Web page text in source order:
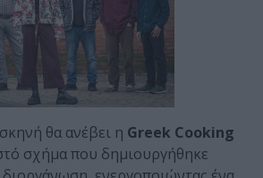
θα ανέβει η Greek Cooking
σχήμα που δημιουργήθηκε